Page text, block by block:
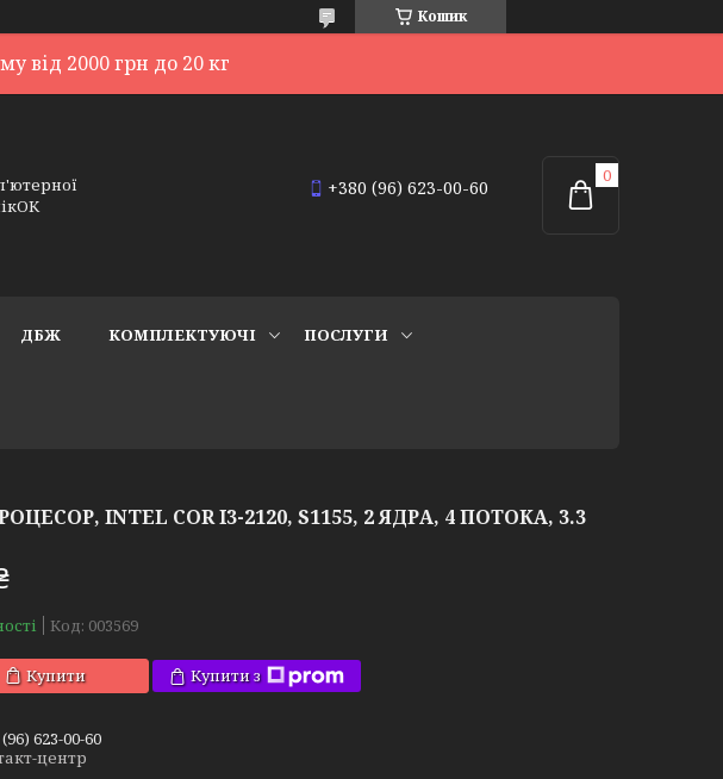
Кошик
від 2000 грн до 20 кг
+380 (96) 623-00-60
ДБЖ КОМПЛЕКТУЮЧІ ПОСЛУГИ
INTEL COR I3-2120, S1155, 2 ЯДРА, 4 ПОТОКА, 3.3
Код: 003569
Купити Купити з
623-00-60
центр